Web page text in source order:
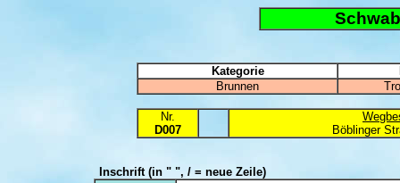
Kategorie
Brunnen
Nr.
D007
Böblinger
Inschrift(in " ", / = neue Zeile)